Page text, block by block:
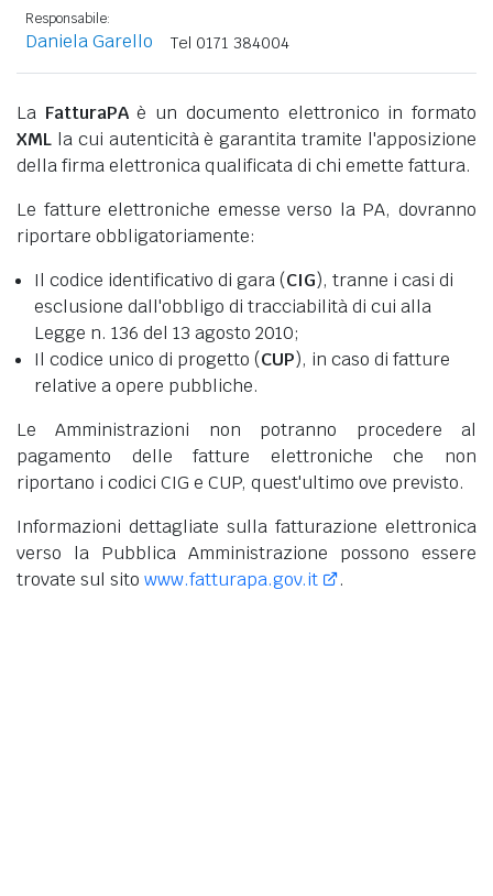
Responsabile:
Daniela Garello Tel 0171 384004
La FatturaPAè un documento elettronico in formato
XML la cui autenticità è garantita tramite l'apposizione
della firma elettronica qualificata di chi emette fattura.
Le fatture elettroniche emesse verso la PA, dovranno
riportare obbligatoriamente:
Il codice identificativo di gara (CIG), tranne i casi di
esclusione dall'obbligo di tracciabilità di cui alla
Legge n. 136 del 13 agosto 2010;
Il codice unico di progetto (CUP), in caso di fatture
relative a opere pubbliche.
Le Amministrazioni non potranno procedere al
pagamento delle fatture elettroniche che non
riportano i codici CIG e CUP, quest'ultimo ove previsto.
Informazioni dettagliate sulla fatturazione elettronica
verso la Pubblica Amministrazione possono essere
trovate sul sito www.fatturapa.gov.it .